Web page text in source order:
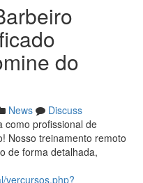
do
News
Discuss
como profissional de
Nosso treinamento remoto
de forma detalhada,
vercursos.php?